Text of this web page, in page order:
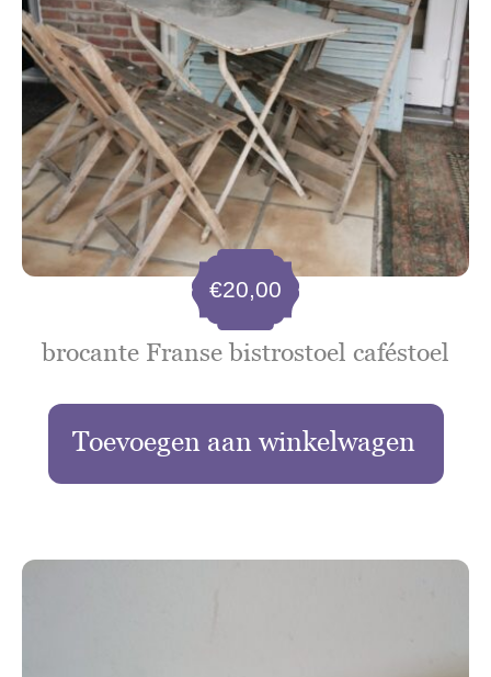
brocante Franse bistrostoel caféstoel
€20,00
Toevoegen aan winkelwagen